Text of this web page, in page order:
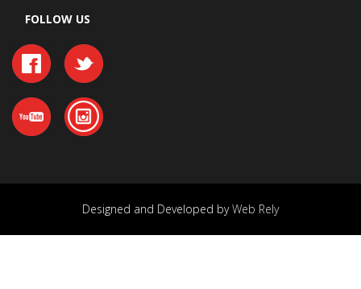
FOLLOW US
Designed and Developed byWeb Rely